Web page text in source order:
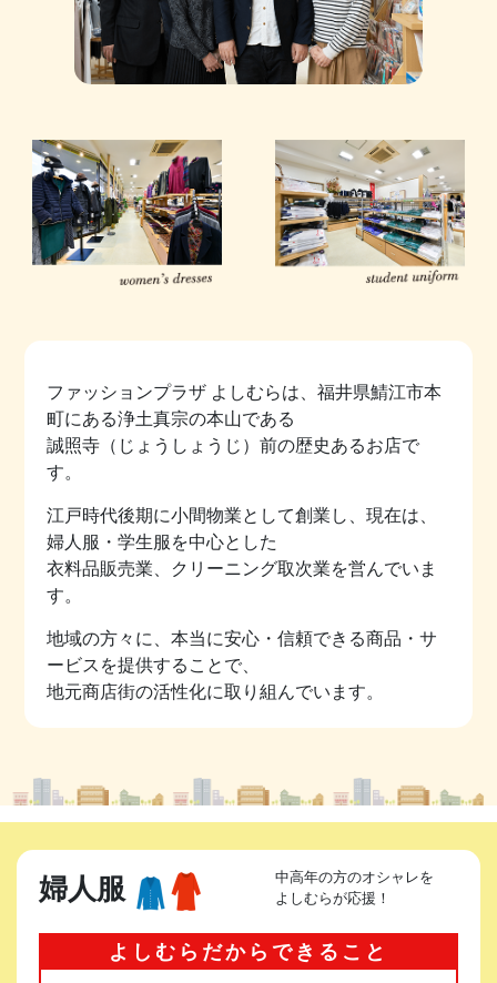
ファッションプラザ よしむらは、福井県鯖江市本
町にある浄土真宗の本山である
誠照寺（じょうしょうじ）前の歴史あるお店で
す。
江戸時代後期に小間物業として創業し、現在は、
婦人服・学生服を中心とした
衣料品販売業、クリーニング取次業を営んでいま
す。
地域の方々に、本当に安心・信頼できる商品・サ
ービスを提供することで、
地元商店街の活性化に取り組んでいます。
婦人服
中高年の方のオシャレを
よしむらが応援！
よしむらだからできること